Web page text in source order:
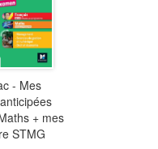
- Mes
+ mes
STMG